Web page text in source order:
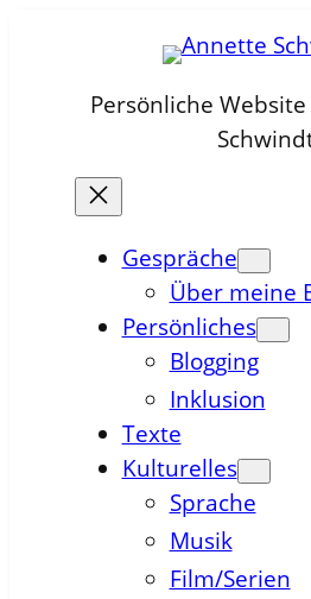
springenPersönliche
Gespräche
Über meine
Persönliches
Blogging
Inklusion
Texte
Kulturelles
Sprache
Musik
Film/Serien